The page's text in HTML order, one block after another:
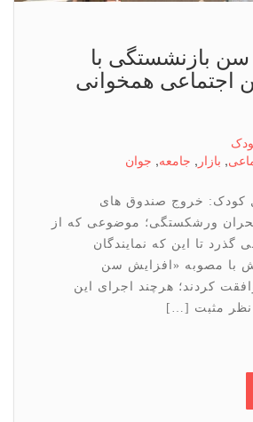
با
همخوانی
,جامعه,جوان
صندوق های
موضوعی که از
این که نمایندگان
«افزایش سن
هرچند اجرای این
[…]